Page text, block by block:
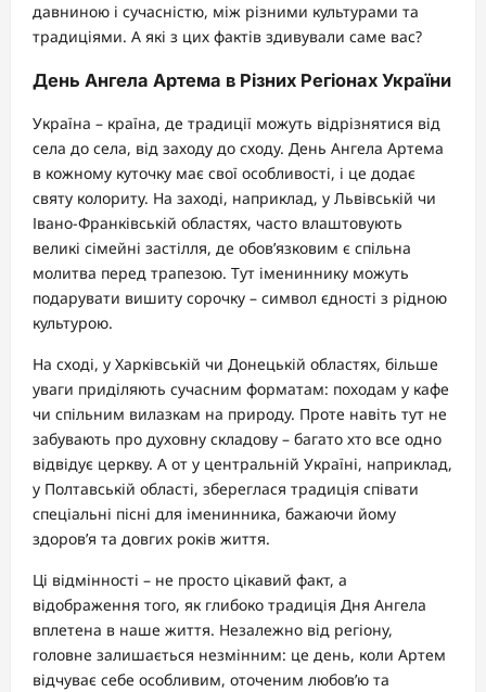
давниною і сучасністю, між різними культурами та
традиціями. А які з цих фактів здивували саме вас?
День Ангела Артема в Різних Регіонах України
Україна – країна, де традиції можуть відрізнятися від
села до села, від заходу до сходу. День Ангела Артема
в кожному куточку має свої особливості, і це додає
святу колориту. На заході, наприклад, у Львівській чи
Івано-Франківській областях, часто влаштовують
великі сімейні застілля, де обов’язковим є спільна
молитва перед трапезою. Тут імениннику можуть
подарувати вишиту сорочку – символ єдності з рідною
культурою.
На сході, у Харківській чи Донецькій областях, більше
уваги приділяють сучасним форматам: походам у кафе
чи спільним вилазкам на природу. Проте навіть тут не
забувають про духовну складову – багато хто все одно
відвідує церкву. А от у центральній Україні, наприклад,
у Полтавській області, збереглася традиція співати
спеціальні пісні для іменинника, бажаючи йому
здоров’я та довгих років життя.
Ці відмінності – не просто цікавий факт, а
відображення того, як глибоко традиція Дня Ангела
вплетена в наше життя. Незалежно від регіону,
головне залишається незмінним: це день, коли Артем
відчуває себе особливим, оточеним любов’ю та